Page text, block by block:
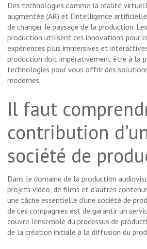
Des technologies comme la réalité
augmentée (AR) et l’intelligence
de changer le paysage de la production.
production utilisent ces innovations pour
expériences plus immersives et
production doit impérativement être à la
technologies pour vous offrir des
modernes.
Il faut
contribution
société de
Dans le domaine de la production
projets vidéo, de films et d’autres
une tâche essentielle d’une société de
de ces compagnies est de garantir un
couvre l’ensemble du processus de
de la création initiale à la diffusion du